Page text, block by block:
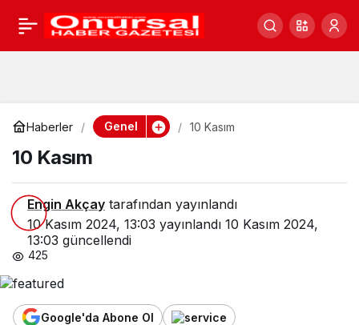
Haberler Genel 10 Kasım
10 Kasım
Engin Akçay tarafından yayınlandı
10 Kasım 2024, 13:03 yayınlandı 10 Kasım 2024,
13:03 güncellendi
425
Google'da Abone Ol
10 Kasım 0